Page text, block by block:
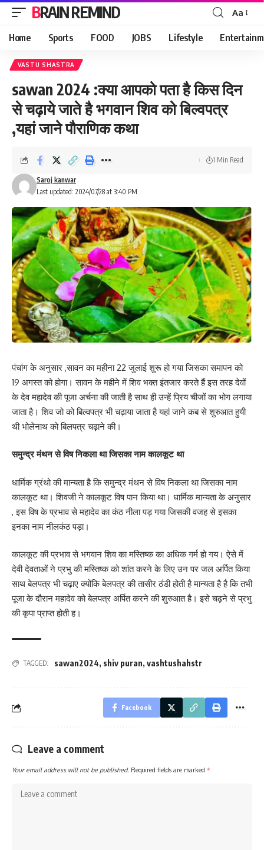
BRAIN REMIND
Font
Resizer
Aa
Home Sports FOOD JOBS Lifestyle
VASTU SHASTRA
sawan 2024 :क्या आपको पता है किस दिन
से चढ़ाये जाते है भगवान शिव को बिल्वपत्र
,यहां जाने पौराणिक कथा
Last updated: 2024/07/28 at 3:40 PM
Saroj kanwar
1 Min Read
पंचांग के अनुसार ,सावन का महीना 22 जुलाई शुरू हो गया जिसका समापन को
19 अगस्त को होगा। सावन के महीने में शिव भक्त इंतजार करते हैं इस तरह देवों
के देव महादेव की पूजा अर्चना की जाती है साथ ही उन्हें प्रिय चीजों का भोग लगाया
जाता है। शिव जो को बिल्वपत्र भी चढ़ाया जाता है यहां जाने कब से शुरुआत हुयी
थी भोलेनाथ को बिलपत्र चढ़ाने की।
समुन्द्र मंथन से विष निकला था जिसका नाम कालकूट था
धार्मिक ग्रंथो की मान्यता है कि समुन्द्र मंथन से विष निकला था जिसका नाम
कालकूट था। शिवजी ने कालकूट विष पान किया था। धार्मिक मान्यता के अनुसार
, इस विष के प्रभाव से महादेव का कंठ नीला पड़ गया जिसकी वजह से इसका
इनका नाम नीलकंठ पड़ा।
कालकूट की प्रभाव से भगवान शिव का मस्तिष्क का अधिक गर्म हो गय। ऐसे में
देवी देवताओं ने प्रभु की मस्तिष्क को शांत करने के लिए उन पर जल अर्पित किया
साथ बेलपत्र भी चढ़ाए क्योंकि बेलपत्र की तासीर ठंडी होती है मान्यता है है कि तभी
पूजा के दौरान महादेव को बेलपत्र अर्पित करने की शुरुआत है। इसे चढ़ने से प्रभु
की कृपा प्राप्त होती ह।
TAGGED: sawan2024, shiv puran, vashtushahstr
Facebook
Leave a comment
Your email address will not be published. Required fields are marked *